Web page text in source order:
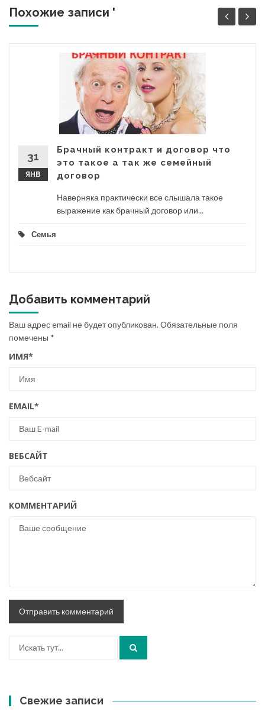
Похожие записи '
31
ЯНВ
Брачный контракт и договор что
это такое а так же семейный
договор
Наверняка практически все слышала такое
выражение как брачный договор или...
Семья
Добавить комментарий
Ваш адрес email не будет опубликован.Обязательные поля
помечены *
ИМЯ*
EMAIL*
ВЕБСАЙТ
КОММЕНТАРИЙ
Свежие записи